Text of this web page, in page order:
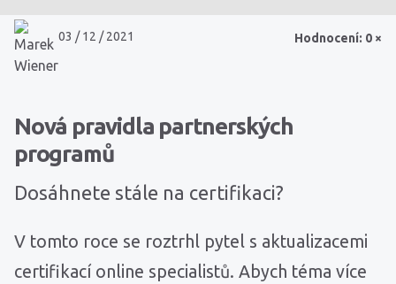
03 / 12 / 2021 Hodnocení: 0 ×
Nová pravidla partnerských
programů
Dosáhnete stále na certifikaci?
V tomto roce se roztrhl pytel s aktualizacemi
certifikací online specialistů. Abych téma více